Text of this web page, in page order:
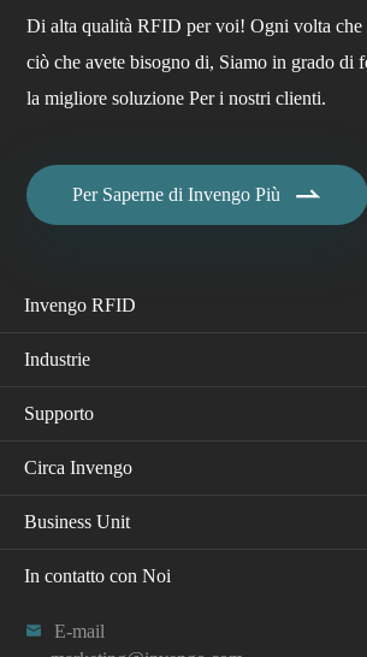
Di alta qualità RFID per voi! Ogni volta che
ciò che avete bisogno di, Siamo in grado di
la migliore soluzione Per i nostri clienti.
Per Saperne di Invengo Più 
Invengo RFID
Industrie
Supporto
Circa Invengo
Business Unit
In contatto con Noi

E-mail